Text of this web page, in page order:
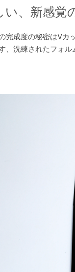
、新感覚
完成度の秘密はVカ
、洗練されたフォ